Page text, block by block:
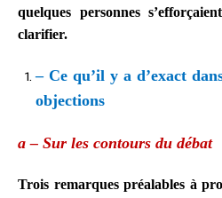
quelques personnes
clarifier.
– Ce qu’il y a d’exact
objections
a – Sur les contours du débat
Trois remarques préalables à